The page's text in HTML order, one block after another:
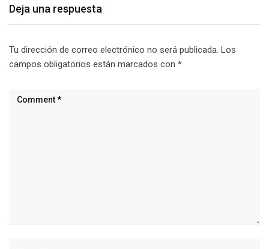
Deja una respuesta
Tu dirección de correo electrónico no será publicada. Los
campos obligatorios están marcados con *